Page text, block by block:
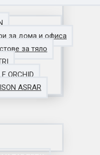
за дома и офиса
за тяло
ORCHID
ASRAR